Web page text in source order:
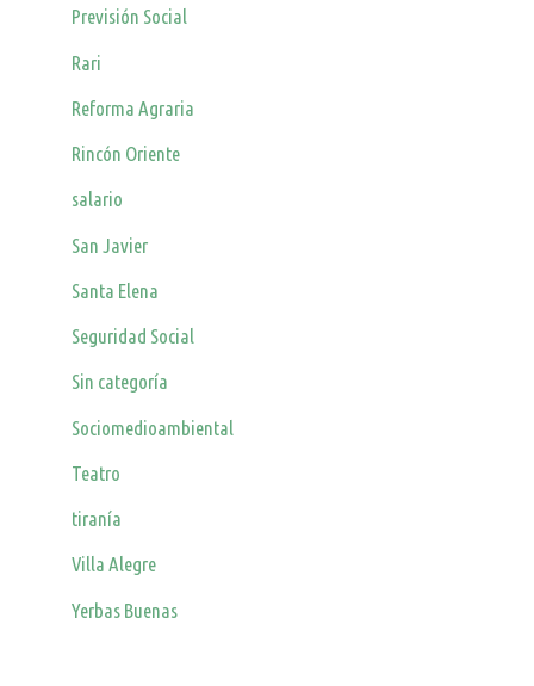
Previsión Social
Rari
Reforma Agraria
Rincón Oriente
salario
San Javier
Santa Elena
Seguridad Social
Sin categoría
Sociomedioambiental
Teatro
tiranía
Villa Alegre
Yerbas Buenas